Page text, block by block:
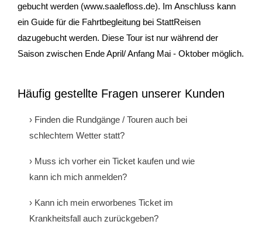
- Gutschein
- Geschenksets
- Philosophie
- Inhaberin
Kontakt
gebucht werden (www.saalefloss.de). Im Anschluss kann
ein Guide für die Fahrtbegleitung bei StattReisen
dazugebucht werden. Diese Tour ist nur während der
Saison zwischen Ende April/ Anfang Mai - Oktober möglich.
Häufig gestellte Fragen unserer Kunden
› Finden die Rundgänge / Touren auch bei
schlechtem Wetter statt?
Ja! Bekanntermaßen gibt es kein schlechtes Wetter,
nur schlechte Kleidung. Alle Touren werden deshalb
Wetterverhältnissen durchgeführt. Wir empfehlen
allerdings dem Wetter angepasste Kleidung und
› Muss ich vorher ein Ticket kaufen und wie
kann ich mich anmelden?
Wenn nichts anderes explizit erwähnt ist
(Nachtwächter-Rundgang), empfehlen wir für alle
› Kann ich mein erworbenes Ticket im
Krankheitsfall auch zurückgeben?